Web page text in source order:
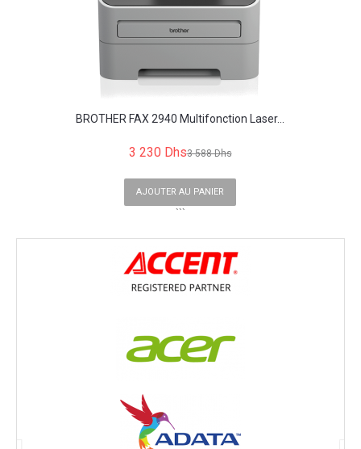
BROTHER FAX 2940 Multifonction Laser...
3 230 Dhs3 588 Dhs
AJOUTER AU PANIER
```